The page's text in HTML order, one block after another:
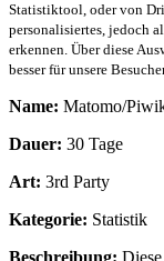
Statistiktool, oder von
personalisiertes, jedoch
erkennen. Über diese
besser für unsere
Name: Matomo/
Dauer: 30 Tage
Art: 3rd Party
Kategorie: Statistik